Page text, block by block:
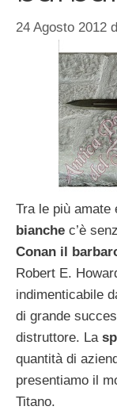
24 Agosto 2012
Tra le più amate
bianche c’è
Conan il
Robert E.
indimenticabile
di grande
distruttore. La
quantità di
presentiamo il
Titano.